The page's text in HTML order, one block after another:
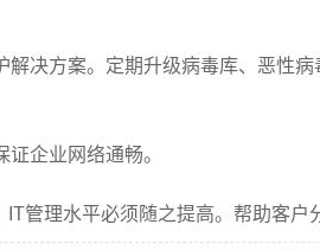
决方案。定期升级病毒库、恶性病
企业网络通畅。
理水平必须随之提高。帮助客户